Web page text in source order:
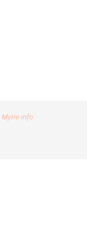
Mytie.info